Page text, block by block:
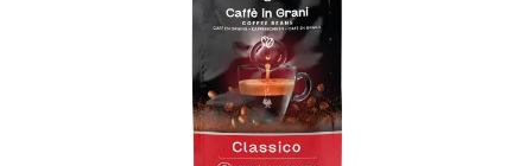
TOEVOEGEN AAN
WINKELWAGEN